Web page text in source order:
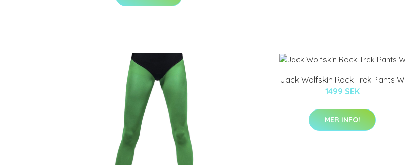
Jack Wolfskin Rock Trek Pants W
1499 SEK
MER INFO!